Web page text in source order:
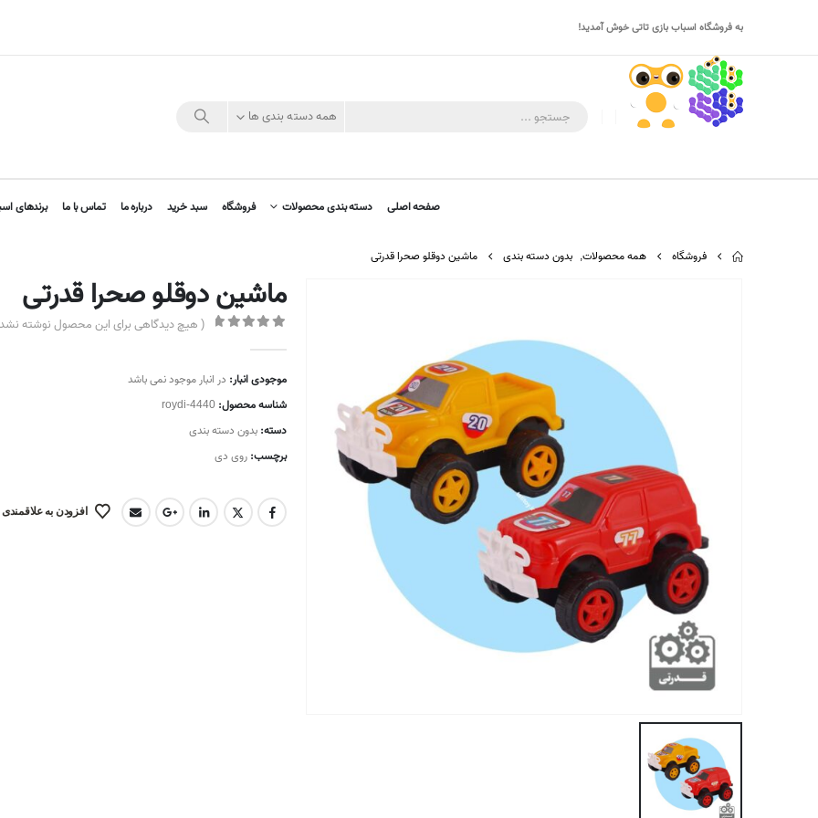
به فروشگاه اسباب بازی تاتی خوش آمدید!
همه دسته بندی ها
صفحه اصلی دسته بندی محصولات فروشگاه سبد خرید درباره ما تماس با ما برندهای
فروشگاه همه محصولات, بدون دسته بندی ماشین دوقلو صحرا قدرتی
ماشین دوقلو صحرا قدرتی
( هیچ دیدگاهی برای این محصول نوشته
موجودی انبار: در انبار موجود نمی باشد
شناسه محصول: roydi-4440
دسته: بدون دسته بندی
برچسب: روی دی
افزودن به علاقمندی